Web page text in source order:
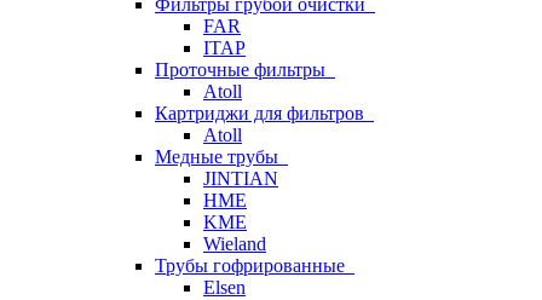
Фильтры грубой очистки
FAR
ITAP
Проточные фильтры
Atoll
Картриджи для фильтров
Atoll
Медные трубы
JINTIAN
HME
KME
Wieland
Трубы гофрированные
Elsen